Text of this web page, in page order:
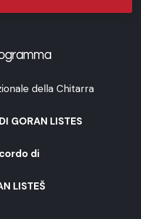
della Chitarra
GORAN LISTES
di
LISTEŠ